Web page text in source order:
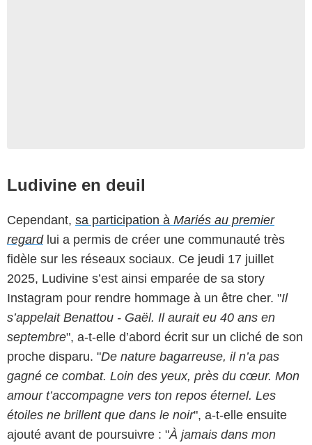
Ludivine en deuil
Cependant, sa participation à Mariés au premier
regardlui a permis de créer une communauté très
fidèle sur les réseaux sociaux. Ce jeudi 17 juillet
2025, Ludivine s’est ainsi emparée de sa story
Instagram pour rendre hommage à un être cher. "Il
s’appelait Benattou - Gaël. Il aurait eu 40 ans en
septembre", a-t-elle d’abord écrit sur un cliché de son
proche disparu. "De nature bagarreuse, il n’a pas
gagné ce combat. Loin des yeux, près du cœur. Mon
amour t’accompagne vers ton repos éternel. Les
étoiles ne brillent que dans le noir", a-t-elle ensuite
ajouté avant de poursuivre : "À jamais dans mon